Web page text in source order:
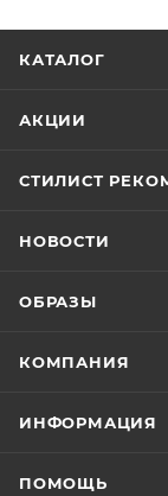
КАТАЛОГ
АКЦИИ
СТИЛИСТ
НОВОСТИ
ОБРАЗЫ
КОМПАНИЯ
ИНФОРМАЦИЯ
ПОМОЩЬ